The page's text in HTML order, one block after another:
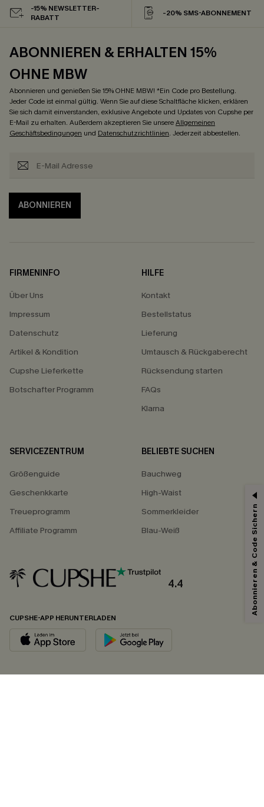
-15% NEWSLETTER-
RABATT
-20% SMS-ABONNEMENT
ABONNIEREN & ERHALTEN 15%
OHNE MBW
Abonnieren und genießen Sie 15% OHNE MBW! *Ein Code pro Bestellung.
Jeder Code ist einmal gültig. Wenn Sie auf diese Schaltfläche klicken, erklären
Sie sich damit einverstanden, exklusive Angebote und Updates von Cupshe per
E-Mail zu erhalten. Außerdem akzeptieren Sie unsereAllgemeinen
Geschäftsbedingungen und Datenschutzrichtlinien. Jederzeit abbestellen.
ABONNIEREN
FIRMENINFO
Über Uns
Impressum
Datenschutz
Artikel & Kondition
Cupshe Lieferkette
Botschafter Programm
HILFE
Kontakt
Bestellstatus
Lieferung
Umtausch & Rückgaberecht
Rücksendung starten
FAQs
Klarna
SERVICEZENTRUM
Größenguide
Geschenkkarte
Treueprogramm
Affiliate Programm
BELIEBTE SUCHEN
Bauchweg
High-Waist
Sommerkleider
Blau-Weiß
4.4
CUPSHE-APP HERUNTERLADEN
Abonnieren & Code Sichern